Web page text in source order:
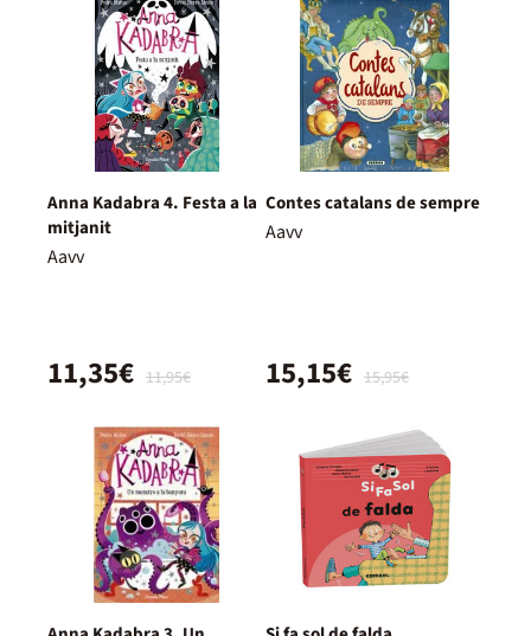
Anna Kadabra 4. Festa a la
mitjanit
Aavv
11,95€
11,35€
Contes catalans de sempre
Aavv
15,95€
15,15€